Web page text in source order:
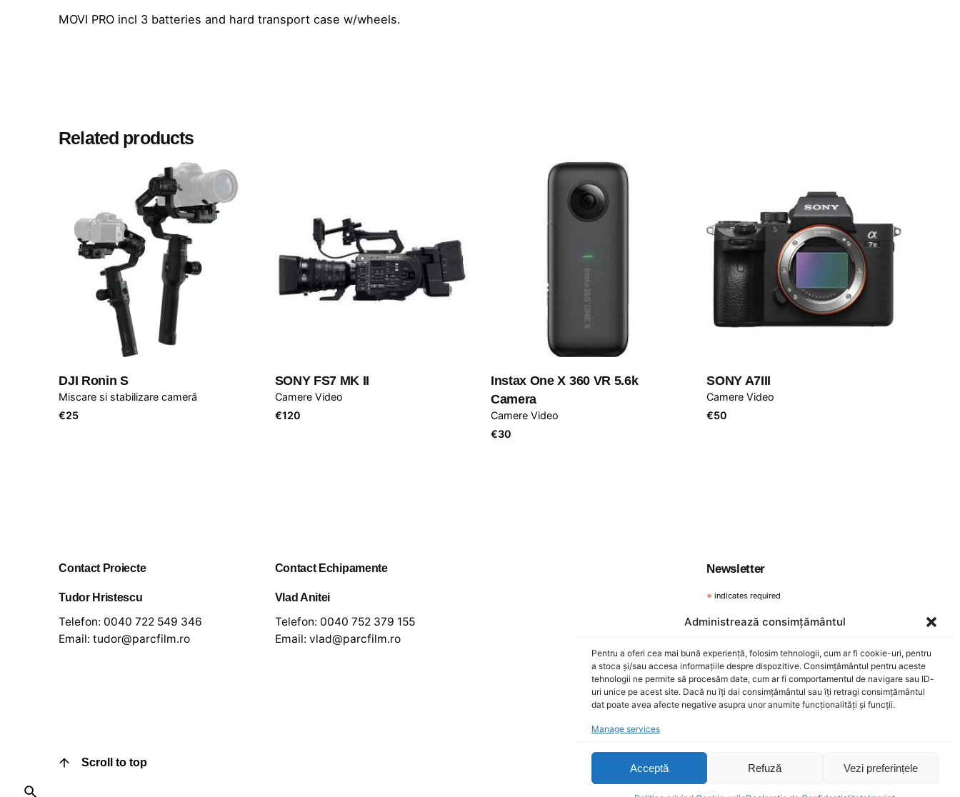
Administrează consimțământul
Pentru a oferi cea mai bună experiență, folosim tehnologii, cum ar fi cookie-uri, pentru
a stoca și/sau accesa informațiile despre dispozitive. Consimțământul pentru aceste
tehnologii ne permite să procesăm date, cum ar fi comportamentul de navigare sau ID-
uri unice pe acest site. Dacă nu îți dai consimțământul sau îți retragi consimțământul
dat poate avea afecte negative asupra unor anumite funcționalități și funcții.
Manage services
Acceptă Refuză Vezi preferințele
€
MOVI PRO incl 3 batteries and hard transport case w/wheels.
Related products
DJI Ronin S
Miscare si stabilizare cameră
€25
SONY FS7 MK II
Camere Video
€120
Instax One X 360 VR 5.6k
Camera
Camere Video
€30
SONY A7III
Camere Video
€50
Contact Proiecte
Tudor Hristescu
Telefon: 0040 722 549 346
Email: tudor@parcfilm.ro
Contact Echipamente
Vlad Anitei
Telefon: 0040 752 379 155
Email: vlad@parcfilm.ro
Newsletter
* indicates required
Email Address*
Scroll to top